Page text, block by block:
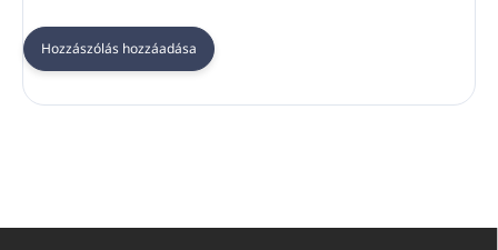
Hozzászólás hozzáadása
L